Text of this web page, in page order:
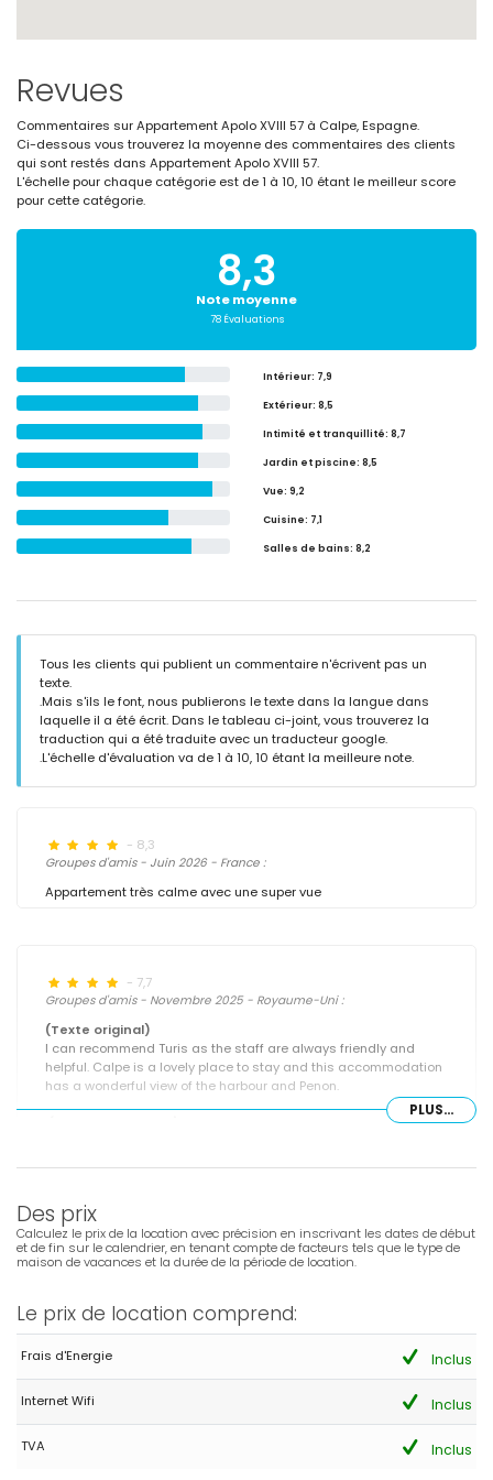
Revues
Commentaires sur Appartement Apolo XVIII 57 à Calpe, Espagne.
Ci-dessous vous trouverez la moyenne des commentaires des clients
qui sont restés dans Appartement Apolo XVIII 57.
L'échelle pour chaque catégorie est de 1 à 10, 10 étant le meilleur score
pour cette catégorie.
8,3
Note moyenne
78 Évaluations
Intérieur: 7,9
Extérieur: 8,5
Intimité et tranquillité: 8,7
Jardin et piscine: 8,5
Vue: 9,2
Cuisine: 7,1
Salles de bains: 8,2
Tous les clients qui publient un commentaire n'écrivent pas un
texte.
.Mais s'ils le font, nous publierons le texte dans la langue dans
laquelle il a été écrit. Dans le tableau ci-joint, vous trouverez la
traduction qui a été traduite avec un traducteur google.
.L'échelle d'évaluation va de 1 à 10, 10 étant la meilleure note.
- 8,3
Groupes d'amis - Juin 2026 - France :
Appartement très calme avec une super vue
- 7,7
Groupes d'amis - Novembre 2025 - Royaume-Uni :
(Texte original)
I can recommend Turis as the staff are always friendly and
helpful. Calpe is a lovely place to stay and this accommodation
has a wonderful view of the harbour and Penon.
Réponse de l'administrateur:Dear Mr. Craven, Thank you very
much for your kind comments. We are truly delighted that you
Réponse de l'administrateur (Traduit par Google):
Monsieur Craven, nous vous remercions chaleureusement pour
Cordialement, Grupo Turis Alquileres.
PLUS...
Des prix
Calculez le prix de la location avec précision en inscrivant les dates de début
et de fin sur le calendrier, en tenant compte de facteurs tels que le type de
maison de vacances et la durée de la période de location.
Le prix de location comprend:
Frais d'Energie Inclus
Internet Wifi Inclus
TVA Inclus